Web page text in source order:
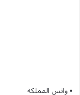
▪︎ واتس المملكة